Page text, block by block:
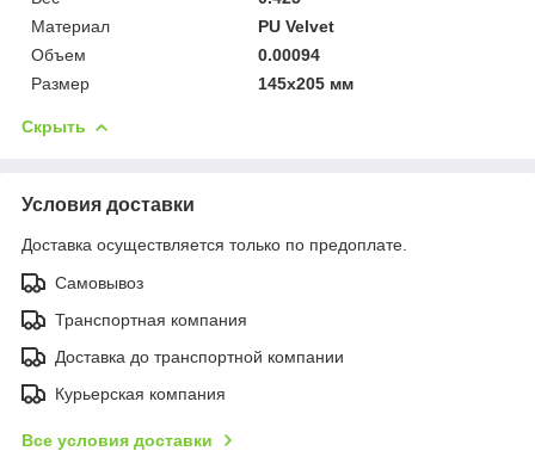
Материал
PU Velvet
Объем
0.00094
Размер
145x205 мм
Скрыть
Условия доставки
Доставка осуществляется только по предоплате.
Самовывоз
Транспортная компания
Доставка до транспортной компании
Курьерская компания
Все условия доставки